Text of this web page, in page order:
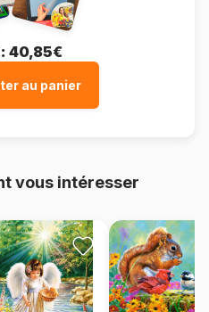
40,85€
au panier
vous intéresser